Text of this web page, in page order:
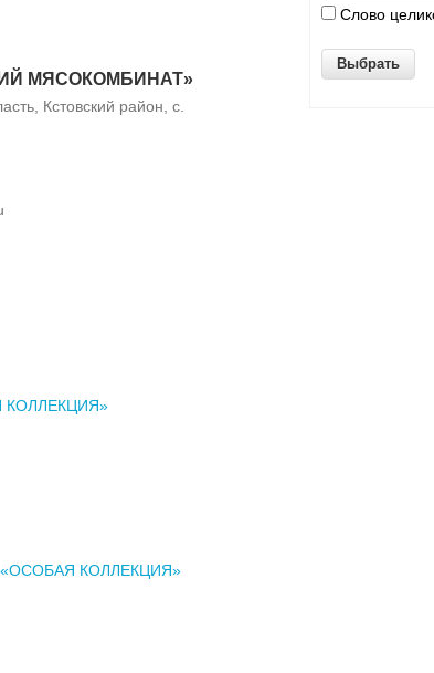
МЯСОКОМБИНАТ»
Кстовский район, с.
КОЛЛЕКЦИЯ»
КОЛЛЕКЦИЯ»
Слово